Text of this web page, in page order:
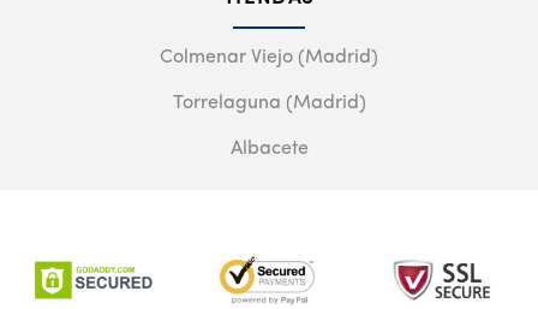
Colmenar Viejo (Madrid)
Torrelaguna (Madrid)
Albacete